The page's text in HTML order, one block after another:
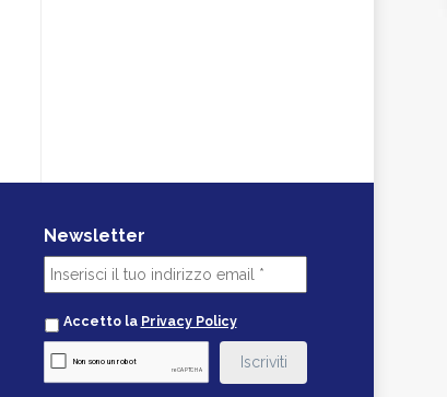
Newsletter
Accetto la Privacy Policy